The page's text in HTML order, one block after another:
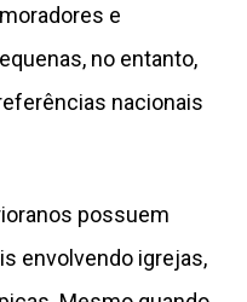
e
no entanto,
nacionais
possuem
envolvendo igrejas,